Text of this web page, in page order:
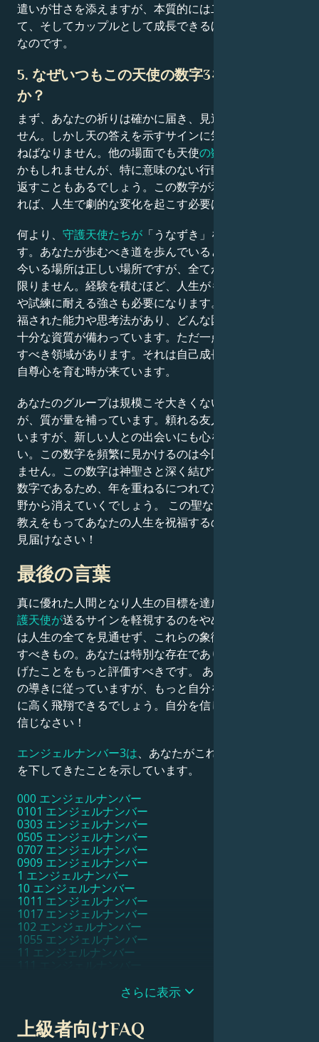
遣いが甘さを添えますが、本質的には二人とも個人とし
て、そしてカップルとして成長できるほど成熟した関係
なのです。
5. なぜいつもこの天使の数字3を見るのです
か？
まず、あなたの祈りは確かに届き、見過ごされてはいま
せん。しかし天の答えを示すサインに気づくことを学ば
ねばなりません。他の場面でも天使の数字3を
かもしれませんが、特に意味のない行動を突然3回繰り
返すこともあるでしょう。この数字が示す意味を理解す
れば、人生で劇的な変化を起こす必要はありません。
何より、 守護天使たちが 「うなずき」を送っているので
す。あなたが歩むべき道を歩んでいるという合図です。
今いる場所は正しい場所ですが、全てが快適であるとは
限りません。経験を積むほど、人生がもたらす様々な嵐
や試練に耐える強さも必要になります。 あなたには祝
福された能力や思考法があり、どんな困難も乗り越える
十分な資質が備わっています。ただ一点、より一層注力
すべき領域があります。それは自己成長です。そろそろ
自尊心を育む時が来ています。
あなたのグループは規模こそ大きくないかもしれません
が、質が量を補っています。頼れる友人や家族がそばに
いますが、新しい人との出会いにも心を開いてくださ
い。この数字を頻繁に見かけるのは今回が最後ではあり
ません。この数字は神聖さと深く結びついた縁起の良い
数字であるため、年を重ねるにつれて次第にあなたの視
野から消えていくでしょう。 この聖なる数字が、その
教えをもってあなたの人生を祝福するのを、すぐにでも
見届けなさい！
最後の言葉
真に優れた人間となり人生の目標を達成したいなら、
護天使が送るサインを軽視するのをやめなさい。肉眼で
は人生の全てを見通せず、これらの象徴こそ日常に活か
すべきもの。あなたは特別な存在であり、自らの成し遂
げたことをもっと評価すべきです。 あなたは守護天使
の導きに従っていますが、もっと自分を信じれば、さら
に高く飛翔できるでしょう。自分を信じ、自分の行動を
信じなさい！
エンジェルナンバー3は、あなたがこれまで正しい決断
を下してきたことを示しています。
000 エンジェルナンバー
0101 エンジェルナンバー
0303 エンジェルナンバー
0505 エンジェルナンバー
0707 エンジェルナンバー
0909 エンジェルナンバー
1 エンジェルナンバー
10 エンジェルナンバー
1011 エンジェルナンバー
1017 エンジェルナンバー
102 エンジェルナンバー
1055 エンジェルナンバー
11 エンジェルナンバー
11111 エンジェルナンバー
1115 エンジェルナンバー
1117 エンジェルナンバー
1119 エンジェルナンバー
さらに表示
上級者向けFAQ